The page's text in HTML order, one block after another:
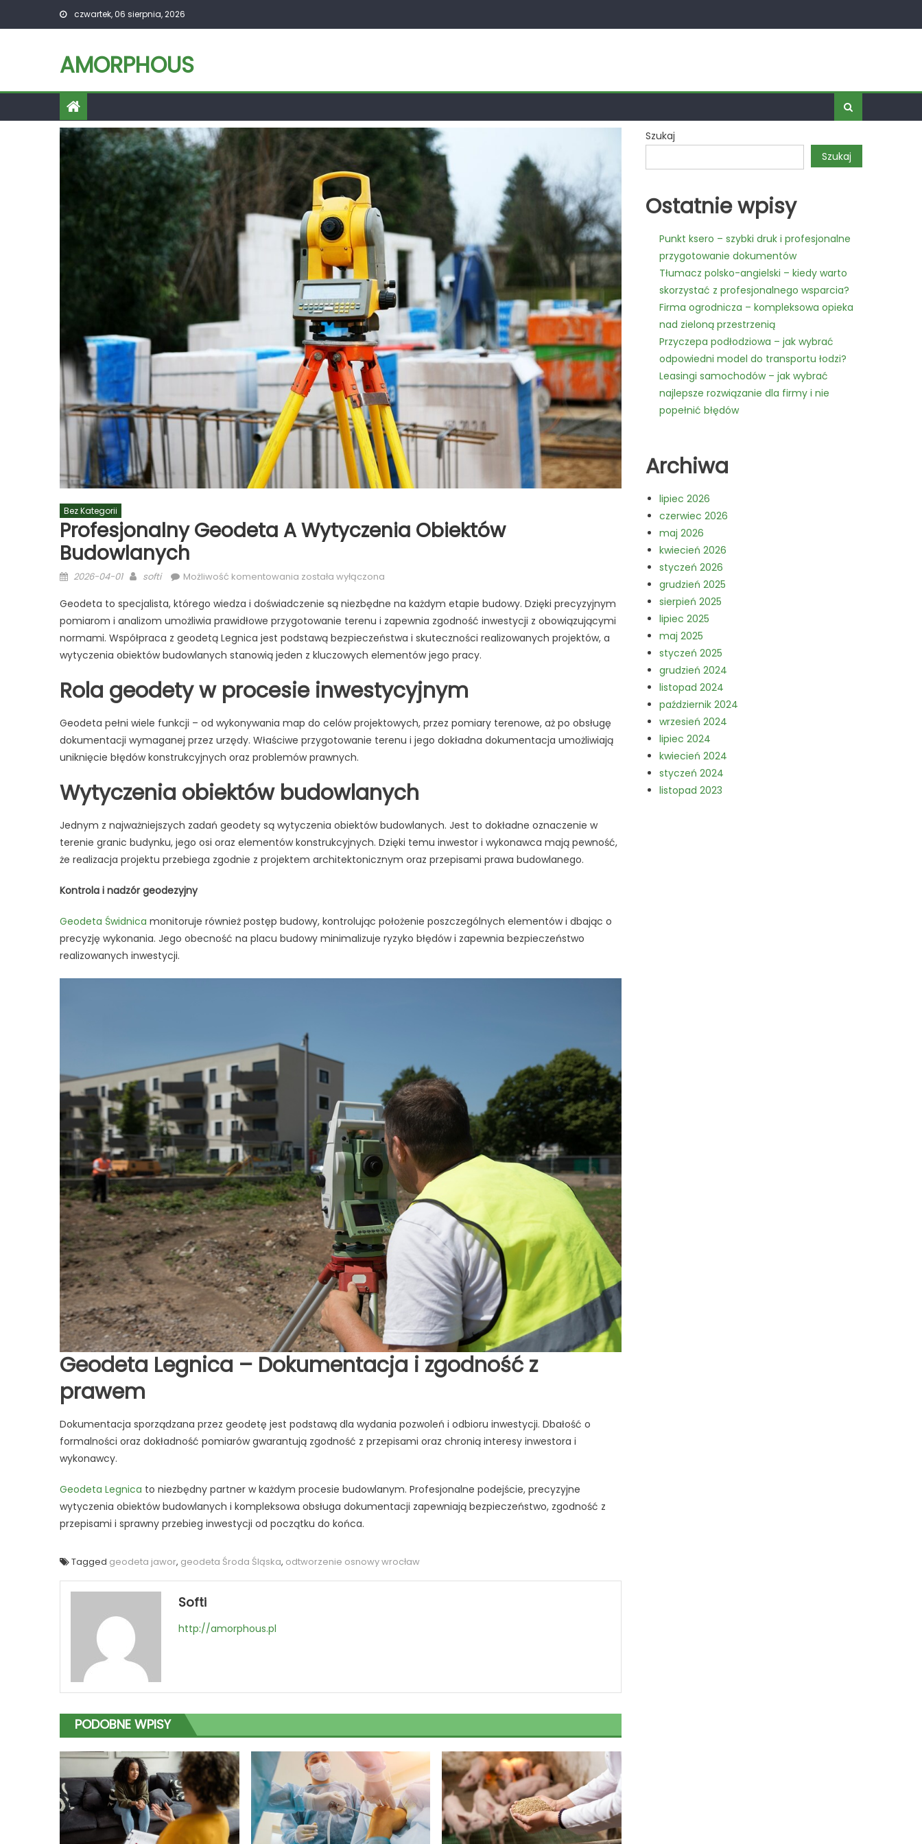
czwartek, 06 sierpnia, 2026
AMORPHOUS
Bez Kategorii
Profesjonalny Geodeta A Wytyczenia Obiektów
Budowlanych
Posted
2026-04-01 Author
softi Możliwość komentowania Profesjonalny
a
wytyczenia
obiektów
budowlanych
została wyłączona
Geodeta to specjalista, którego wiedza i doświadczenie są niezbędne na każdym etapie budowy. Dzięki precyzyjnym
pomiarom i analizom umożliwia prawidłowe przygotowanie terenu i zapewnia zgodność inwestycji z obowiązującymi
normami. Współpraca z geodetą Legnica jest podstawą bezpieczeństwa i skuteczności realizowanych projektów, a
wytyczenia obiektów budowlanych stanowią jeden z kluczowych elementów jego pracy.
Rola geodety w procesie inwestycyjnym
Geodeta pełni wiele funkcji – od wykonywania map do celów projektowych, przez pomiary terenowe, aż po obsługę
dokumentacji wymaganej przez urzędy. Właściwe przygotowanie terenu i jego dokładna dokumentacja umożliwiają
uniknięcie błędów konstrukcyjnych oraz problemów prawnych.
Wytyczenia obiektów budowlanych
Jednym z najważniejszych zadań geodety są wytyczenia obiektów budowlanych. Jest to dokładne oznaczenie w
terenie granic budynku, jego osi oraz elementów konstrukcyjnych. Dzięki temu inwestor i wykonawca mają pewność,
że realizacja projektu przebiega zgodnie z projektem architektonicznym oraz przepisami prawa budowlanego.
Kontrola i nadzór geodezyjny
Geodeta Świdnica monitoruje również postęp budowy, kontrolując położenie poszczególnych elementów i dbając o
precyzję wykonania. Jego obecność na placu budowy minimalizuje ryzyko błędów i zapewnia bezpieczeństwo
realizowanych inwestycji.
Geodeta Legnica – Dokumentacja i zgodność z
prawem
Dokumentacja sporządzana przez geodetę jest podstawą dla wydania pozwoleń i odbioru inwestycji. Dbałość o
formalności oraz dokładność pomiarów gwarantują zgodność z przepisami oraz chronią interesy inwestora i
wykonawcy.
Geodeta Legnica to niezbędny partner w każdym procesie budowlanym. Profesjonalne podejście, precyzyjne
wytyczenia obiektów budowlanych i kompleksowa obsługa dokumentacji zapewniają bezpieczeństwo, zgodność z
przepisami i sprawny przebieg inwestycji od początku do końca.
Tagged geodeta jawor, geodeta Środa Śląska, odtworzenie osnowy wrocław
Softi
http://amorphous.pl
PODOBNE WPISY
Szukaj
Szukaj
Ostatnie wpisy
Punkt ksero – szybki druk i profesjonalne
przygotowanie dokumentów
Tłumacz polsko-angielski – kiedy warto
skorzystać z profesjonalnego wsparcia?
Firma ogrodnicza – kompleksowa opieka
nad zieloną przestrzenią
Przyczepa podłodziowa – jak wybrać
odpowiedni model do transportu łodzi?
Leasingi samochodów – jak wybrać
najlepsze rozwiązanie dla firmy i nie
popełnić błędów
Archiwa
lipiec 2026
czerwiec 2026
maj 2026
kwiecień 2026
styczeń 2026
grudzień 2025
sierpień 2025
lipiec 2025
maj 2025
styczeń 2025
grudzień 2024
listopad 2024
październik 2024
wrzesień 2024
lipiec 2024
kwiecień 2024
styczeń 2024
listopad 2023